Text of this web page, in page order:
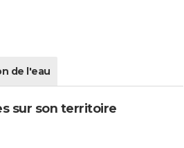
de l'eau
sur son territoire